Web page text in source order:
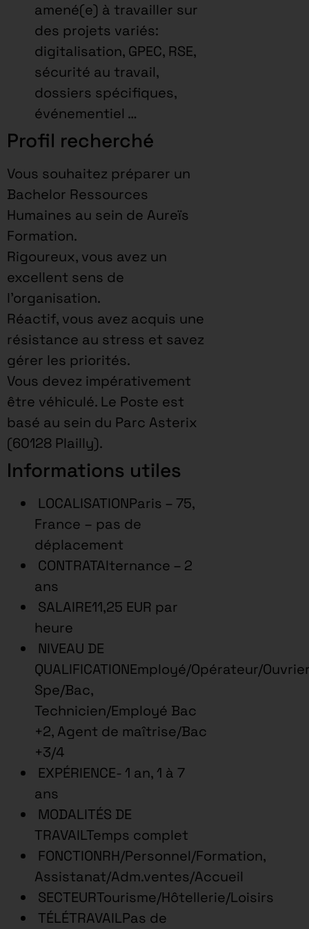
amené(e) à travailler sur
des projets variés:
digitalisation, GPEC, RSE,
sécurité au travail,
dossiers spécifiques,
événementiel …
Profil recherché
Vous souhaitez préparer un
Bachelor Ressources
Humaines au sein de Aureïs
Formation.
Rigoureux, vous avez un
excellent sens de
l’organisation.
Réactif, vous avez acquis une
résistance au stress et savez
gérer les priorités.
Vous devez impérativement
être véhiculé. Le Poste est
basé au sein du Parc Asterix
(60128 Plailly).
Informations utiles
LOCALISATIONParis – 75,
France – pas de
déplacement
CONTRATAlternance – 2
ans
SALAIRE11,25 EUR par
heure
NIVEAU DE
QUALIFICATIONEmployé/Opérateur/
Spe/Bac,
Technicien/Employé Bac
+2, Agent de maîtrise/Bac
+3/4
EXPÉRIENCE- 1 an, 1 à 7
ans
MODALITÉS DE
TRAVAILTemps complet
FONCTIONRH/Personnel/Formation,
Assistanat/Adm.ventes/Accueil
SECTEURTourisme/Hôtellerie/Loisirs
TÉLÉTRAVAILPas de